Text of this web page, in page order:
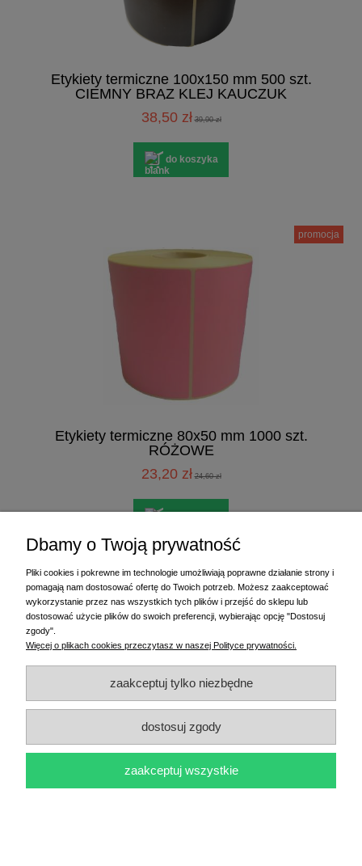
Etykiety termiczne 100x150 mm 500 szt.
CIEMNY BRĄZ KLEJ KAUCZUK
PERFORACJA
38,50 zł 39,90 zł
do koszyka
Etykiety termiczne 80x50 mm 1000 szt.
RÓŻOWE
23,20 zł 24,60 zł
do koszyka
promocja
Etykiety termiczne 39x75 mm 1000 szt.
promocja
Dbamy o Twoją prywatność
Pliki cookies i pokrewne im technologie umożliwiają poprawne działanie strony i
pomagają nam dostosować ofertę do Twoich potrzeb. Możesz zaakceptować
wykorzystanie przez nas wszystkich tych plików i przejść do sklepu lub
dostosować użycie plików do swoich preferencji, wybierając opcję "Dostosuj
zgody".
Więcej o plikach cookies przeczytasz w naszej Polityce prywatności.
zaakceptuj tylko niezbędne
dostosuj zgody
zaakceptuj wszystkie